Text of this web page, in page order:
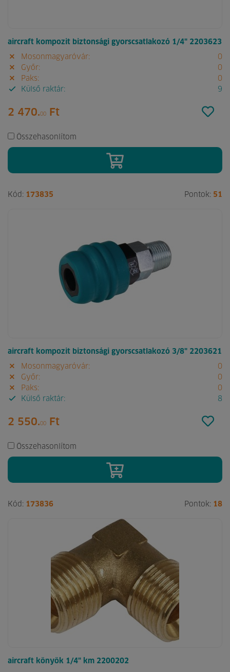
aircraft kompozit biztonsági gyorscsatlakozó 1/4" 2203623
Mosonmagyaróvár:
0
Győr:
0
Paks:
0
Külső raktár:
9
2 470.00 Ft
Összehasonlítom
Kód: 173835 Pontok: 51
aircraft kompozit biztonsági gyorscsatlakozó 3/8" 2203621
Mosonmagyaróvár:
0
Győr:
0
Paks:
0
Külső raktár:
8
2 550.00 Ft
Összehasonlítom
Kód: 173836 Pontok: 18
aircraft könyök 1/4" km 2200202